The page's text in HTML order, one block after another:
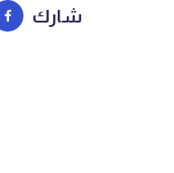
شارك